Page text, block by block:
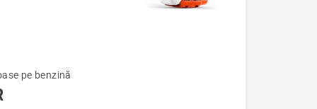
pe benzină